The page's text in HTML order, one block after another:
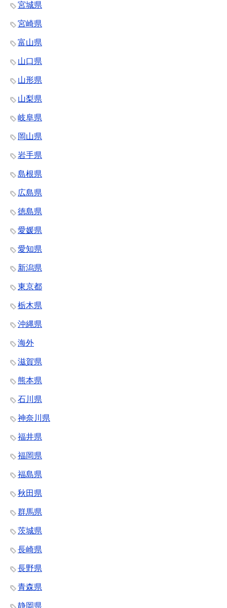
宮城県
宮崎県
富山県
山口県
山形県
山梨県
岐阜県
岡山県
岩手県
島根県
広島県
徳島県
愛媛県
愛知県
新潟県
東京都
栃木県
沖縄県
海外
滋賀県
熊本県
石川県
神奈川県
福井県
福岡県
福島県
秋田県
群馬県
茨城県
長崎県
長野県
青森県
静岡県